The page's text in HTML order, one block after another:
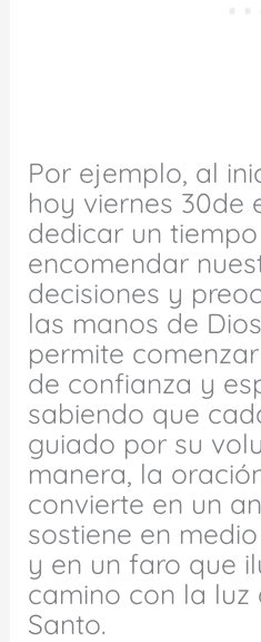
Por ejemplo, al
hoy viernes 30de
dedicar un
encomendar
decisiones y
las manos de
permite
de confianza y
sabiendo que
guiado por su
manera, la
convierte en un
sostiene en
y en un faro que
camino con la luz
Santo.